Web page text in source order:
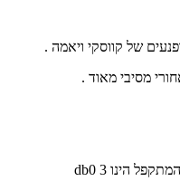
של קווסקי ויאמה .